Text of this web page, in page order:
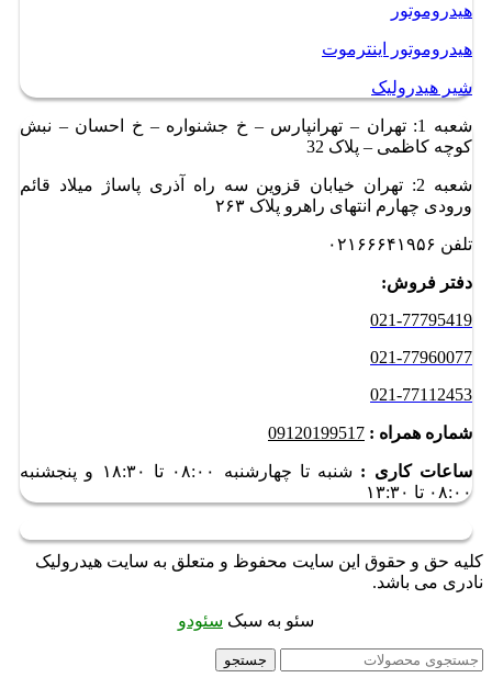
هیدروموتور
هیدروموتور اینترموت
شیر هیدرولیک
شعبه 1: تهران – تهرانپارس – خ جشنواره – خ احسان – نبش
کوچه کاظمی – پلاک 32
شعبه 2: تهران خیابان قزوین سه راه آذری پاساژ میلاد قائم
ورودی چهارم انتهای راهرو پلاک ۲۶۳
تلفن ۰۲۱۶۶۶۴۱۹۵۶
دفتر فروش:
021-77795419
021-77960077
021-77112453
شماره همراه : 09120199517
ساعات کاری : شنبه تا چهارشنبه ۰۸:۰۰ تا ۱۸:۳۰ و
پنجشنبه
۰۸:۰۰ تا ۱۳:۳۰
کلیه حق و حقوق این سایت محفوظ و متعلق به سایت هیدرولیک
نادری می باشد.
سئو به سبک سئودو
جستجو